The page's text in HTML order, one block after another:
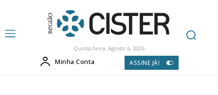
Quinta-feira, Agosto 6, 2026
Minha Conta ASSINE JÁ!